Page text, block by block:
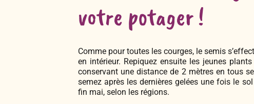
votre potager !
Comme pour toutes les courges, le semis
en intérieur. Repiquez ensuite les jeunes
conservant une distance de 2 mètres en tous
semez après les dernières gelées une fois le
fin mai, selon les régions.